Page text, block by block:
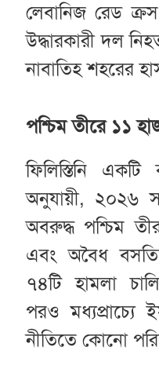
লেবানিজ রেড
উদ্ধারকারী দল
নাবাতিহ শহরের
পশ্চিম তীরে ১১
ফিলিস্তিনি
অনুযায়ী, ২০২৬
অবরুদ্ধ পশ্চিম
এবং অবৈধ
৭৪টি হামলা
পরও মধ্যপ্রাচ্যে
নীতিতে কোনো